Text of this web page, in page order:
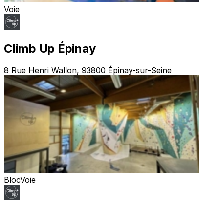
Voie
Climb Up Épinay
8 Rue Henri Wallon, 93800 Épinay-sur-Seine
BlocVoie